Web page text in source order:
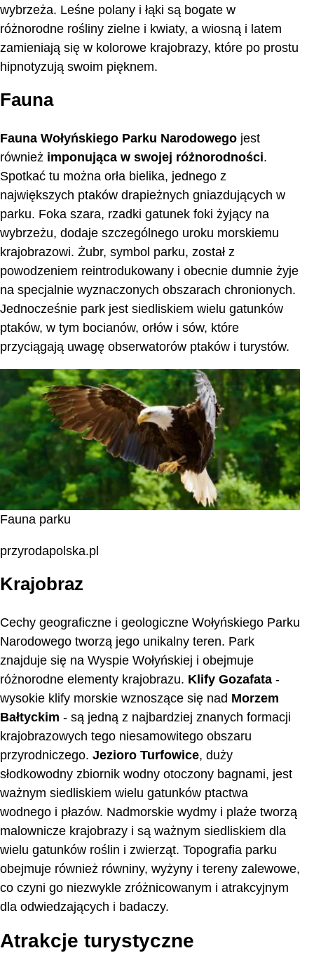
wybrzeża. Leśne polany i łąki są bogate w
różnorodne rośliny zielne i kwiaty, a wiosną i latem
zamieniają się w kolorowe krajobrazy, które po prostu
hipnotyzują swoim pięknem.
Fauna
Fauna Wołyńskiego Parku Narodowego jest
również imponująca w swojej różnorodności.
Spotkać tu można orła bielika, jednego z
największych ptaków drapieżnych gniazdujących w
parku. Foka szara, rzadki gatunek foki żyjący na
wybrzeżu, dodaje szczególnego uroku morskiemu
krajobrazowi. Żubr, symbol parku, został z
powodzeniem reintrodukowany i obecnie dumnie żyje
na specjalnie wyznaczonych obszarach chronionych.
Jednocześnie park jest siedliskiem wielu gatunków
ptaków, w tym bocianów, orłów i sów, które
przyciągają uwagę obserwatorów ptaków i turystów.
Fauna parku
przyrodapolska.pl
Krajobraz
Cechy geograficzne i geologiczne Wołyńskiego Parku
Narodowego tworzą jego unikalny teren. Park
znajduje się na Wyspie Wołyńskiej i obejmuje
różnorodne elementy krajobrazu. Klify Gozafata -
wysokie klify morskie wznoszące się nad Morzem
Bałtyckim - są jedną z najbardziej znanych formacji
krajobrazowych tego niesamowitego obszaru
przyrodniczego. Jezioro Turfowice, duży
słodkowodny zbiornik wodny otoczony bagnami, jest
ważnym siedliskiem wielu gatunków ptactwa
wodnego i płazów. Nadmorskie wydmy i plaże tworzą
malownicze krajobrazy i są ważnym siedliskiem dla
wielu gatunków roślin i zwierząt. Topografia parku
obejmuje również równiny, wyżyny i tereny zalewowe,
co czyni go niezwykle zróżnicowanym i atrakcyjnym
dla odwiedzających i badaczy.
Atrakcje turystyczne